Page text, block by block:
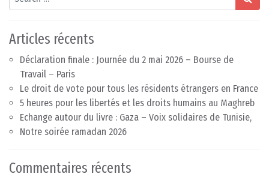
Articles récents
Déclaration finale : Journée du 2 mai 2026 – Bourse de
Travail – Paris
Le droit de vote pour tous les résidents étrangers en France
5 heures pour les libertés et les droits humains au Maghreb
Echange autour du livre : Gaza – Voix solidaires de Tunisie,
Notre soirée ramadan 2026
Commentaires récents